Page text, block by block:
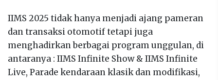
IIMS 2025 tidak hanya menjadi ajang pameran
dan transaksi otomotif tetapi juga
menghadirkan berbagai program unggulan, di
antaranya : IIMS Infinite Show & IIMS Infinite
Live, Parade kendaraan klasik dan modifikasi,